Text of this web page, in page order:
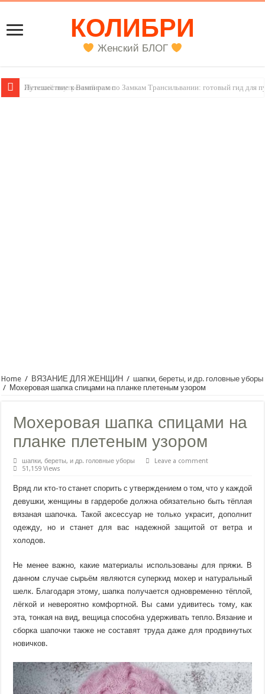
КОЛИБРИ
Женский БЛОГ
Женский внутренний голос
Home / ВЯЗАНИЕ ДЛЯ ЖЕНЩИН / шапки, береты, и др. головные уборы
/ Мохеровая шапка спицами на планке плетеным узором
Мохеровая шапка спицами на
планке плетеным узором
шапки, береты, и др. головные уборы
Leave a comment
51,159 Views
Вряд ли кто-то станет спорить с утверждением о том, что у каждой
девушки, женщины в гардеробе должна обязательно быть тёплая
вязаная шапочка. Такой аксессуар не только украсит, дополнит
одежду, но и станет для вас надежной защитой от ветра и
холодов.
Не менее важно, какие материалы использованы для пряжи. В
данном случае сырьём являются суперкид мохер и натуральный
шелк. Благодаря этому, шапка получается одновременно тёплой,
лёгкой и невероятно комфортной. Вы сами удивитесь тому, как
эта, тонкая на вид, вещица способна удерживать тепло. Вязание и
сборка шапочки также не составят труда даже для продвинутых
новичков.